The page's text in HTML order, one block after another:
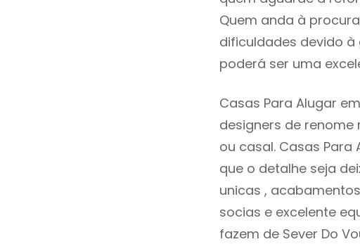
Quem anda à
dificuldades devido
poderá ser uma
Casas Para Alugar
designers de
ou casal. Casas
que o detalhe seja
unicas ,
socias e excelente
fazem de Sever Do